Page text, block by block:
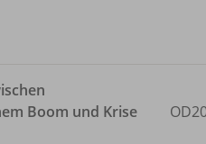
Boom und Krise